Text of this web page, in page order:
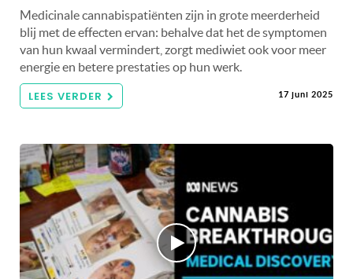
Medicinale cannabispatiënten zijn in grote meerderheid
blij met de effecten ervan: behalve dat het de symptomen
van hun kwaal vermindert, zorgt mediwiet ook voor meer
energie en betere prestaties op hun werk.
LEES VERDER 17 juni 2025